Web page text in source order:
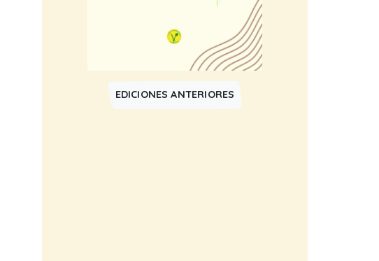
EDICIONES ANTERIORES